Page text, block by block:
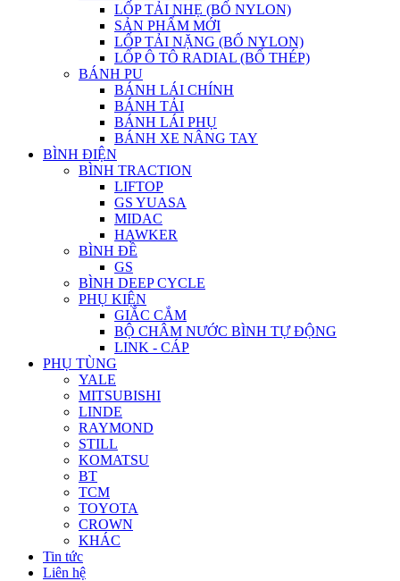
LỐP TẢI NHẸ (BỐ NYLON)
SẢN PHẨM MỚI
LỐP TẢI NẶNG (BỐ NYLON)
LỐP Ô TÔ RADIAL (BỐ THÉP)
BÁNH PU
BÁNH LÁI CHÍNH
BÁNH TẢI
BÁNH LÁI PHỤ
BÁNH XE NÂNG TAY
BÌNH ĐIỆN
BÌNH TRACTION
LIFTOP
GS YUASA
MIDAC
HAWKER
BÌNH ĐỀ
GS
BÌNH DEEP CYCLE
PHỤ KIỆN
GIẮC CẮM
BỘ CHÂM NƯỚC BÌNH TỰ ĐỘNG
LINK - CÁP
PHỤ TÙNG
YALE
MITSUBISHI
LINDE
RAYMOND
STILL
KOMATSU
BT
TCM
TOYOTA
CROWN
KHÁC
Tin tức
Liên hệ